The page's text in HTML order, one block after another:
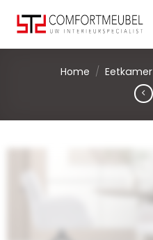
content
Home / Eetkamer